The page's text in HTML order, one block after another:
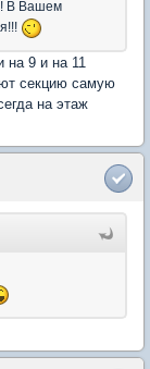
В Вашем
на 9 и на 11
секцию самую
на этаж